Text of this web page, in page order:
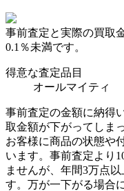
事前査定と実際の買取
0.1％未満です。
得意な査定品目
オールマイティ
事前査定の金額に納得
取金額が下がってしま
お客様に商品の状態や
います。事前査定より
ませんが、年間3万点
す。万が一下がる場合